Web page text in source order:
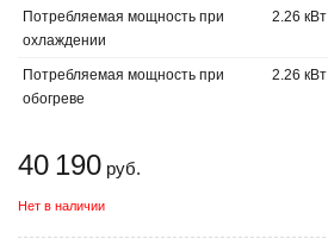
Потребляемая мощность при
охлаждении
2.26 кВт
Потребляемая мощность при
обогреве
2.26 кВт
40 190 руб.
Нет в наличии